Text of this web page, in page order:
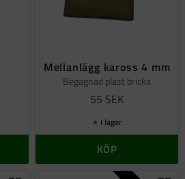
Mellanlägg kaross 4 mm
Begagnad plast bricka
55 SEK
I lager
KÖP